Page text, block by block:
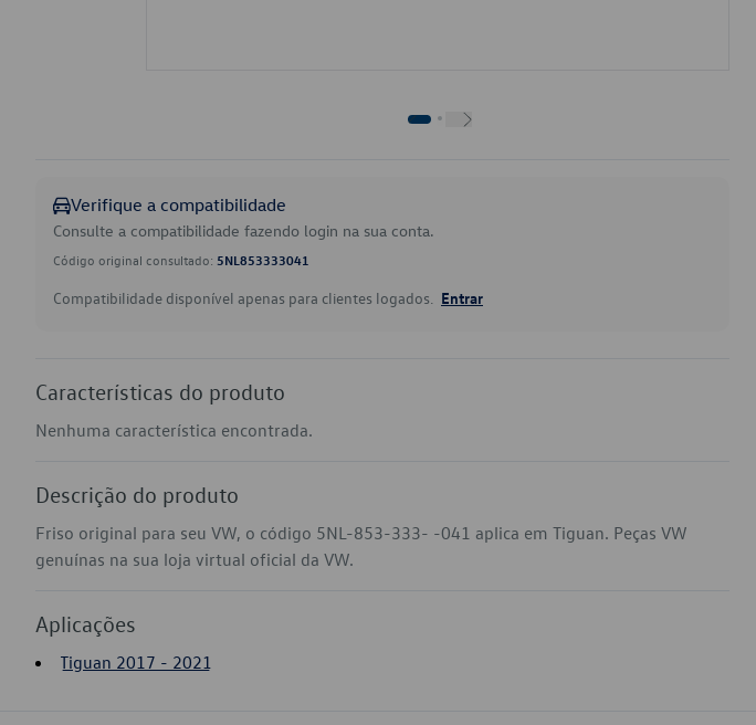
Verifique a compatibilidade
Consulte a compatibilidade fazendo login na sua conta.
Código original consultado: 5NL853333041
Compatibilidade disponível apenas para clientes logados. Entrar
Características do produto
Nenhuma característica encontrada.
Descrição do produto
Friso original para seu VW, o código 5NL-853-333- -041 aplica em Tiguan. Peças VW
genuínas na sua loja virtual oficial da VW.
Aplicações
Tiguan 2017 - 2021